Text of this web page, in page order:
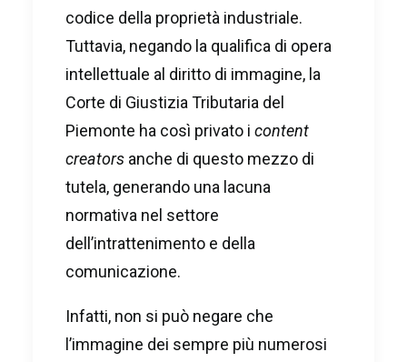
codice della proprietà industriale.
Tuttavia, negando la qualifica di opera
intellettuale al diritto di immagine, la
Corte di Giustizia Tributaria del
Piemonte ha così privato i content
creators anche di questo mezzo di
tutela, generando una lacuna
normativa nel settore
dell’intrattenimento e della
comunicazione.
Infatti, non si può negare che
l’immagine dei sempre più numerosi